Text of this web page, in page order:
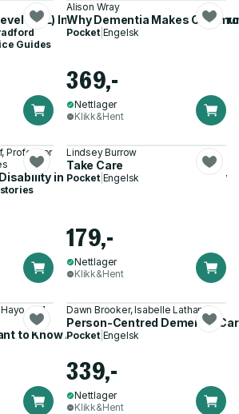
(PAL) Instrument for Occupational
Guides
Alison Wray
Why Dementia Makes
Pocket| Engelsk
369,-
Nettlager
Klikk&Hent
Professor
in the Long Nineteenth Century
Lindsey Burrow
Take Care
Pocket| Engelsk
179,-
Nettlager
Klikk&Hent
og 1
to Know About Life with Dementia
Dawn Brooker, Isabelle Latham
Person-Centred Dementia
Pocket| Engelsk
339,-
Nettlager
Klikk&Hent